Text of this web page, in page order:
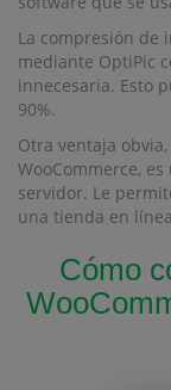
La compresión de
mediante OptiPic
innecesaria. Esto
90%.
Otra ventaja
WooCommerce,
servidor. Le
una tienda en
Cómo